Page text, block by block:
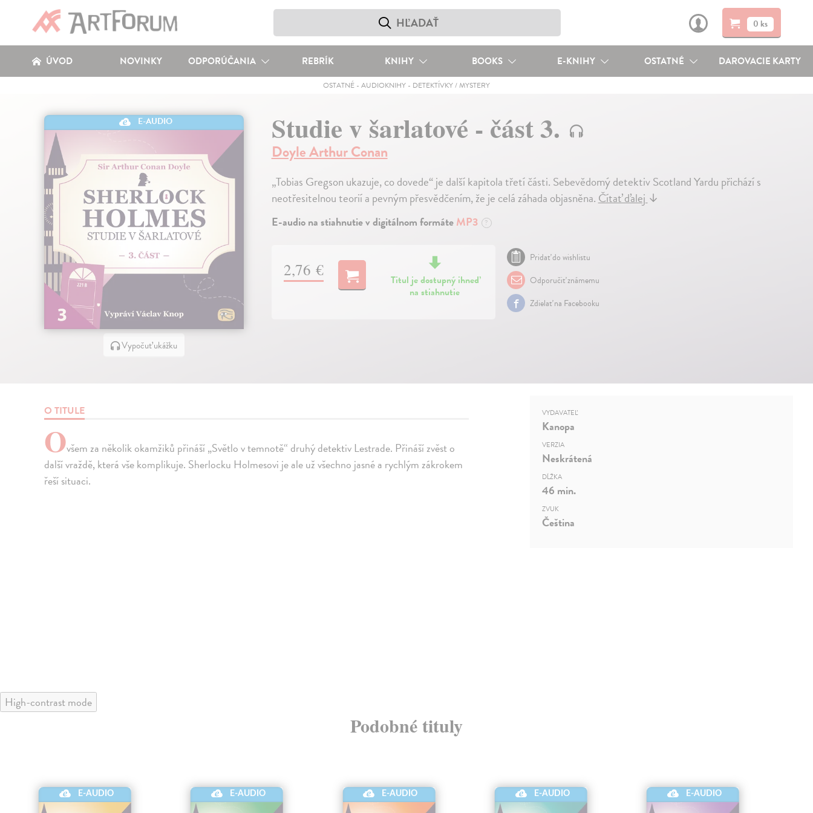
0 ks
ÚVOD NOVINKY ODPORÚČANIA REBRÍK KNIHY BOOKS E-KNIHY OSTATNÉ DAROVACIE KARTY
OSTATNÉ- AUDIOKNIHY- DETEKTÍVKY / MYSTERY
E-AUDIO
Vypočuť ukážku
Studie v šarlatové - část 3.
Doyle Arthur Conan
„Tobias Gregson ukazuje, co dovede“ je další kapitola třetí části. Sebevědomý detektiv Scotland Yardu přichází s
neotřesitelnou teorií a pevným přesvědčením, že je celá záhada objasněna.Čítať ďalej↓
E-audio na stiahnutie v digitálnom formáteMP3 ?
2,76 €
Titul je dostupný ihneď
na stiahnutie
Pridať do wishlistu
Odporučiť známemu
Zdielať na Facebooku
O TITULE
Ovšem za několik okamžiků přináší „Světlo v temnotě“ druhý detektiv Lestrade. Přináší zvěst o
další vraždě, která vše komplikuje. Sherlocku Holmesovi je ale už všechno jasné a rychlým zákrokem
řeší situaci.
VYDAVATEĽ
Kanopa
VERZIA
Neskrátená
DĹŽKA
46 min.
ZVUK
Čeština
High-contrast mode
Podobné tituly
E-AUDIO E-AUDIO E-AUDIO E-AUDIO E-AUDIO